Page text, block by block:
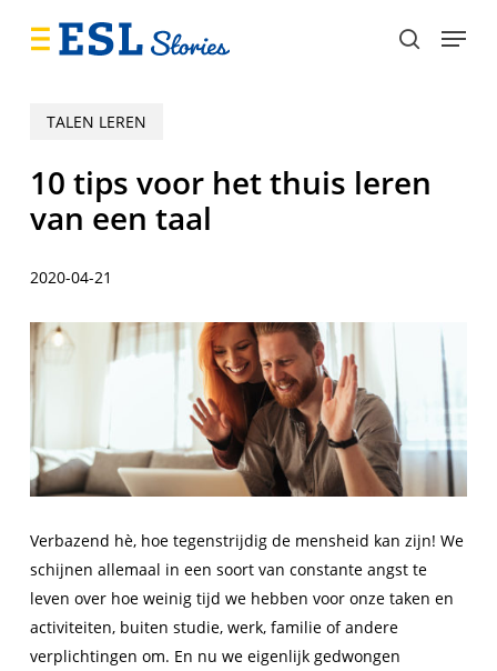
search
Menu
TALEN LEREN
10 tips voor het thuis leren
van een taal
2020-04-21
Verbazend hè, hoe tegenstrijdig de mensheid kan zijn! We
schijnen allemaal in een soort van constante angst te
leven over hoe weinig tijd we hebben voor onze taken en
activiteiten, buiten studie, werk, familie of andere
verplichtingen om. En nu we eigenlijk gedwongen